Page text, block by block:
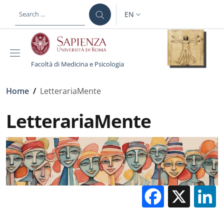
LANGUAGE SWITCHER:
EN
Facoltà di Medicina e Psicologia
Breadcrumb
Home / LetterariaMente
LetterariaMente
X